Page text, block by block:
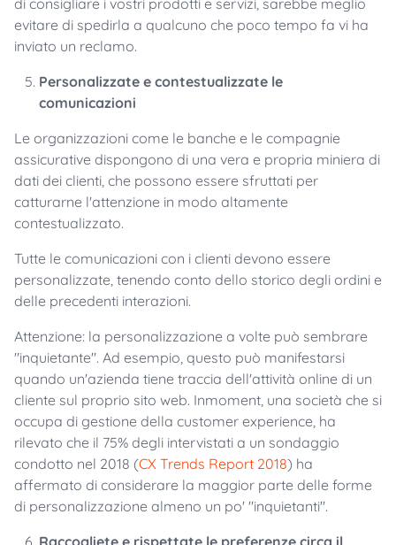
di consigliare i vostri prodotti e servizi, sarebbe meglio
evitare di spedirla a qualcuno che poco tempo fa vi ha
inviato un reclamo.
Personalizzate e contestualizzate le
comunicazioni
Le organizzazioni come le banche e le compagnie
assicurative dispongono di una vera e propria miniera di
dati dei clienti, che possono essere sfruttati per
catturarne l'attenzione in modo altamente
contestualizzato.
Tutte le comunicazioni con i clienti devono essere
personalizzate, tenendo conto dello storico degli ordini e
delle precedenti interazioni.
Attenzione: la personalizzazione a volte può sembrare
"inquietante". Ad esempio, questo può manifestarsi
quando un'azienda tiene traccia dell'attività online di un
cliente sul proprio sito web. Inmoment, una società che si
occupa di gestione della customer experience, ha
rilevato che il 75% degli intervistati a un sondaggio
condotto nel 2018 (CX Trends Report 2018) ha
affermato di considerare la maggior parte delle forme
di personalizzazione almeno un po' "inquietanti".
Raccogliete e rispettate le preferenze circa il